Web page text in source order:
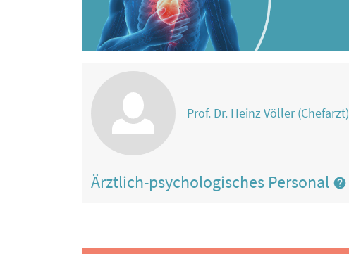
Prof. Dr. Heinz Völler (Chefarzt)
Ärztlich-psychologisches Personal